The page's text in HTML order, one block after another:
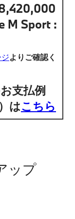
M Sport :
よりご確認く
支払例
はこちら
ップ